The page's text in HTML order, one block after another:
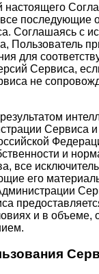
настоящего
последующие
Соглашаясь с
Пользователь
для
Сервиса,
не
Сервиса
и
все
его
и в объеме,